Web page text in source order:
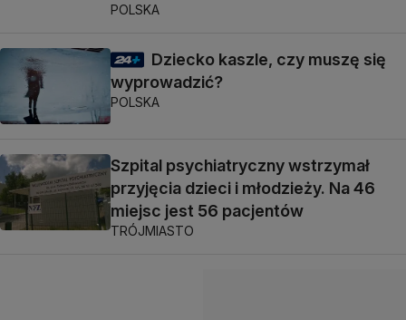
POLSKA
Dziecko kaszle, czy muszę się
wyprowadzić?
POLSKA
Szpital psychiatryczny wstrzymał
przyjęcia dzieci i młodzieży. Na 46
miejsc jest 56 pacjentów
TRÓJMIASTO